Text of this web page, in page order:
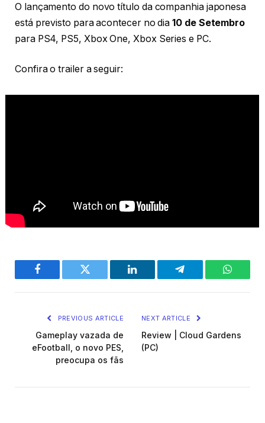
O lançamento do novo título da companhia japonesa
está previsto para acontecer no dia10 de Setembro
para PS4, PS5, Xbox One, Xbox Series e PC.
Confira o trailer a seguir:
Facebook Twitter LinkedIn Telegram
PREVIOUS ARTICLE
Gameplay vazada de
eFootball, o novo PES,
preocupa os fãs
NEXT ARTICLE
Review | Cloud Gardens
(PC)